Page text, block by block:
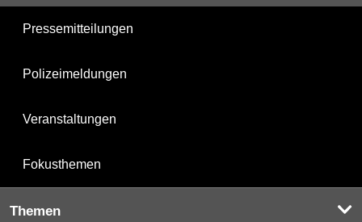
Pressemitteilungen
Polizeimeldungen
Veranstaltungen
Fokusthemen
Themen